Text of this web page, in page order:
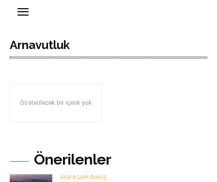
Arnavutluk
Gösterilecek bir içerik yok
Önerilenler
ANKASAM BAKIŞ